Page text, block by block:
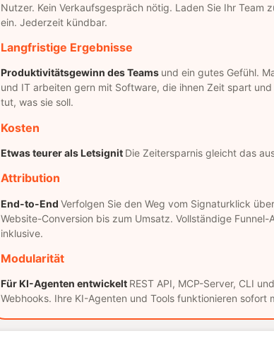
Nutzer. Kein Verkaufsgespräch nötig. Laden Sie Ihr Team
ein. Jederzeit kündbar.
Langfristige Ergebnisse
Produktivitätsgewinn des Teams und ein gutes Gefühl.
und IT arbeiten gern mit Software, die ihnen Zeit spart
tut, was sie soll.
Kosten
Etwas teurer als Letsignit Die Zeitersparnis gleicht das
Attribution
End-to-End Verfolgen Sie den Weg vom Signaturklick
Website-Conversion bis zum Umsatz. Vollständige Funnel-
inklusive.
Modularität
Für KI-Agenten entwickelt REST API, MCP-Server, CLI und
Webhooks. Ihre KI-Agenten und Tools funktionieren sofort